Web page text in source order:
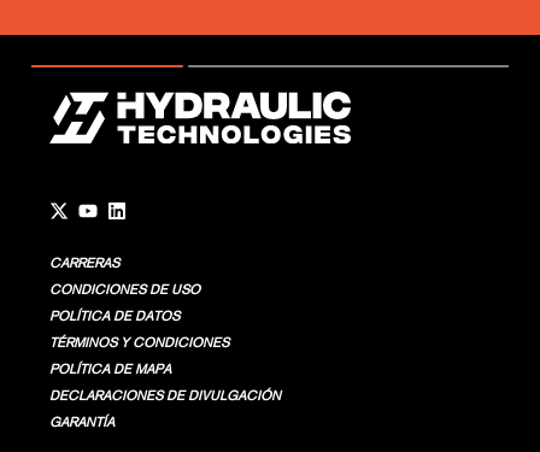
Go to Twitter page.
Go to YouTube page.
Go to LinkedIn page.
CARRERAS
CONDICIONES DE USO
POLÍTICA DE DATOS
TÉRMINOS Y CONDICIONES
POLÍTICA DE MAPA
DECLARACIONES DE DIVULGACIÓN
GARANTÍA